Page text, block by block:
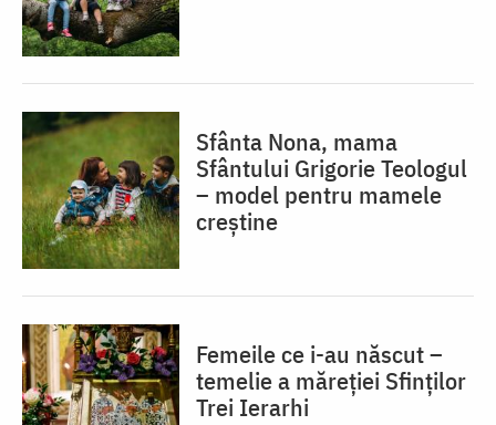
Sfânta Nona, mama
Sfântului Grigorie Teologul
– model pentru mamele
creștine
Femeile ce i-au născut –
temelie a măreției Sfinților
Trei Ierarhi